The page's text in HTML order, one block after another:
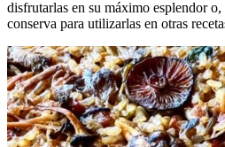
disfrutarlas en su máximo esplendor o,
conserva para utilizarlas en otras